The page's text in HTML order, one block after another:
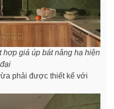
hợp giá úp bát nâng hạ hiện
đại
phải được thiết kế với